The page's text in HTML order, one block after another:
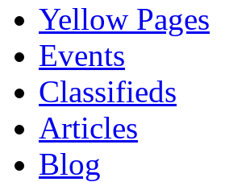
Yellow Pages
Events
Classifieds
Articles
Blog